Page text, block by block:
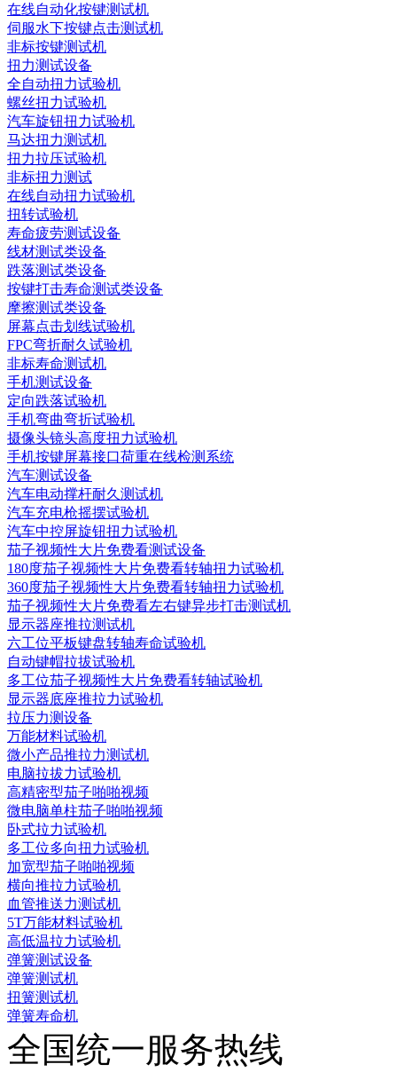
在线自动化按键测试机
伺服水下按键点击测试机
非标按键测试机
扭力测试设备
全自动扭力试验机
螺丝扭力试验机
汽车旋钮扭力试验机
马达扭力测试机
扭力拉压试验机
非标扭力测试
在线自动扭力试验机
扭转试验机
寿命疲劳测试设备
线材测试类设备
跌落测试类设备
按键打击寿命测试类设备
摩擦测试类设备
屏幕点击划线试验机
FPC弯折耐久试验机
非标寿命测试机
手机测试设备
定向跌落试验机
手机弯曲弯折试验机
摄像头镜头高度扭力试验机
手机按键屏幕接口荷重在线检测系统
汽车测试设备
汽车电动撑杆耐久测试机
汽车充电枪摇摆试验机
汽车中控屏旋钮扭力试验机
茄子视频性大片免费看测试设备
180度茄子视频性大片免费看转轴扭力试验机
360度茄子视频性大片免费看转轴扭力试验机
茄子视频性大片免费看左右键异步打击测试机
显示器座推拉测试机
六工位平板键盘转轴寿命试验机
自动键帽拉拔试验机
多工位茄子视频性大片免费看转轴试验机
显示器底座推拉力试验机
拉压力测设备
万能材料试验机
微小产品推拉力测试机
电脑拉拔力试验机
高精密型茄子啪啪视频
微电脑单柱茄子啪啪视频
卧式拉力试验机
多工位多向扭力试验机
加宽型茄子啪啪视频
横向推拉力试验机
血管推送力测试机
5T万能材料试验机
高低温拉力试验机
弹簧测试设备
弹簧测试机
扭簧测试机
弹簧寿命机
全国统一服务热线